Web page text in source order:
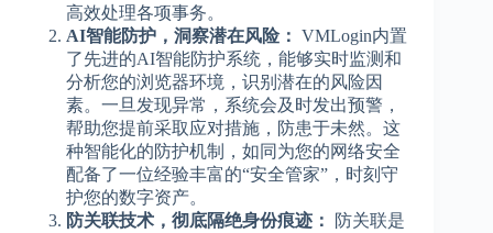
高效处理各项事务。
AI智能防护，洞察潜在风险： VMLogin内置
了先进的AI智能防护系统，能够实时监测和
分析您的浏览器环境，识别潜在的风险因
素。一旦发现异常，系统会及时发出预警，
帮助您提前采取应对措施，防患于未然。这
种智能化的防护机制，如同为您的网络安全
配备了一位经验丰富的“安全管家”，时刻守
护您的数字资产。
防关联技术，彻底隔绝身份痕迹：
防关联是